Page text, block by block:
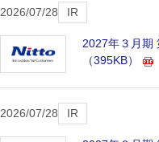
2026/07/28 IR
2027年３月期
（395KB）
2026/07/28 IR